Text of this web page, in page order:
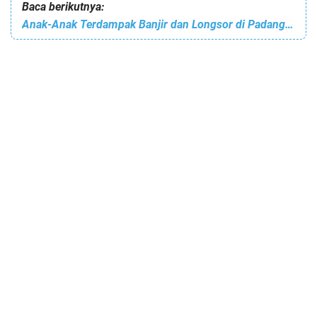
Baca berikutnya:
Anak-Anak Terdampak Banjir dan Longsor di Padang Dapatkan Dukungan Psikososial dari Komdigi dan Mitra